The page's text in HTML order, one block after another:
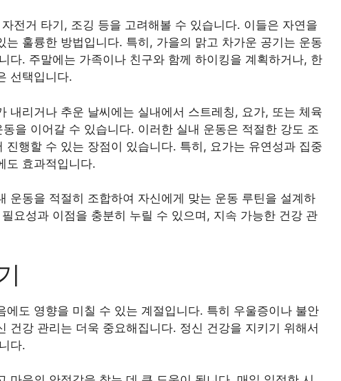
전거 타기, 조깅 등을 고려해볼 수 있습니다. 이들은 자연을
는 훌륭한 방법입니다. 특히, 가을의 맑고 차가운 공기는 운동
다. 주말에는 가족이나 친구와 함께 하이킹을 계획하거나, 한
선택입니다.
내리거나 추운 날씨에는 실내에서 스트레칭, 요가, 또는 체육
을 이어갈 수 있습니다. 이러한 실내 운동은 적절한 강도 조
진행할 수 있는 장점이 있습니다. 특히, 요가는 유연성과 집중
도 효과적입니다.
운동을 적절히 조합하여 자신에게 맞는 운동 루틴을 설계하
요성과 이점을 충분히 누릴 수 있으며, 지속 가능한 건강 관
에도 영향을 미칠 수 있는 계절입니다. 특히 우울증이나 불안
건강 관리는 더욱 중요해집니다. 정신 건강을 지키기 위해서
다.